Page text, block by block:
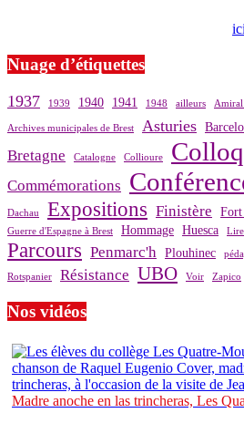
ici
Nuage d’étiquettes
1937 1939 1940 1941 1948 ailleurs Amiral
Archives municipales de Brest Asturies
Bretagne Catalogne Collioure
Commémorations
Dachau Expositions Finistère
Guerre d'Espagne à Brest Hommage Huesca Lire
Parcours Penmarc'h Plouhinec
Rotspanier Résistance UBO Voir Zapico
Nos vidéos
Madre anoche en las trincheras, Les